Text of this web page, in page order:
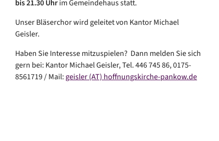
bis 21.30 Uhrim Gemeindehaus statt.
Unser Bläserchor wird geleitet von Kantor Michael
Geisler.
Haben Sie Interesse mitzuspielen? Dann melden Sie sich
gern bei: Kantor Michael Geisler, Tel. 446 745 86, 0175-
8561719 / Mail:geisler (AT) hoffnungskirche-pankow.de